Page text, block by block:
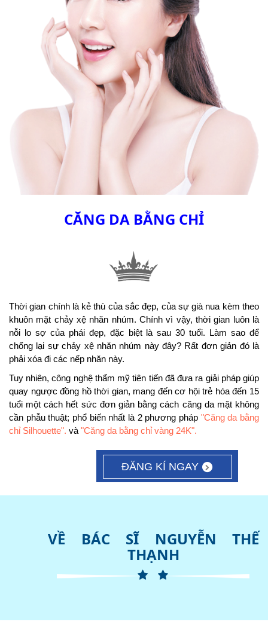
CĂNG DA BẰNG CHỈ
Thời gian chính là kẻ thù của sắc đẹp, của sự già nua kèm theo
khuôn mặt chảy xệ nhăn nhúm. Chính vì vậy, thời gian luôn là
nỗi lo sợ của phái đẹp, đặc biệt là sau 30 tuổi. Làm sao để
chống lại sự chảy xệ nhăn nhúm này đây? Rất đơn giản đó là
phải xóa đi các nếp nhăn này.
Tuy nhiên, công nghệ thẩm mỹ tiên tiến đã đưa ra giải pháp giúp
quay ngược đồng hồ thời gian, mang đến cơ hội trẻ hóa đến 15
tuổi một cách hết sức đơn giản bằng cách căng da mặt không
cần phẫu thuật; phổ biến nhất là 2 phương pháp "Căng da bằng
chỉ Silhouette". và "Căng da bằng chỉ vàng 24K".
ĐĂNG KÍ NGAY
VỀ BÁC SĨ NGUYỄN THẾ
THẠNH